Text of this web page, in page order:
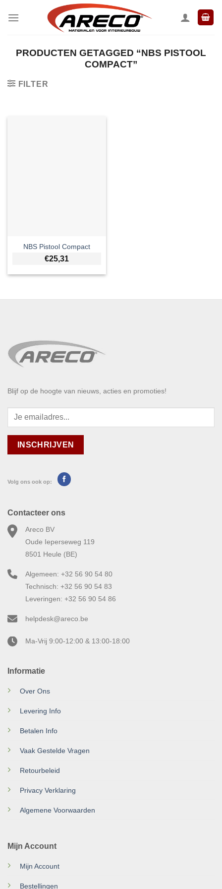
naar
PRODUCTEN GETAGGED “NBS PISTOOL
COMPACT”
FILTER
NBS Pistool Compact
€25,31
Blijf op de hoogte van nieuws, acties en promoties!
Volg ons ook op:
Informatie
Over Ons
Levering Info
Betalen Info
Vaak Gestelde Vragen
Retourbeleid
Privacy Verklaring
Algemene Voorwaarden
Mijn Account
Mijn Account
Bestellingen
Contacteer ons
Areco BV
Oude Ieperseweg 119
8501 Heule (BE)
Algemeen: +32 56 90 54 80
Technisch: +32 56 90 54 83
Leveringen: +32 56 90 54 86
helpdesk@areco.be
Ma-Vrij 9:00-12:00 & 13:00-18:00